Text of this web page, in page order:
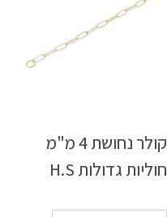
קולר נחושת 4 מ"מ
חוליות גדולות H.S